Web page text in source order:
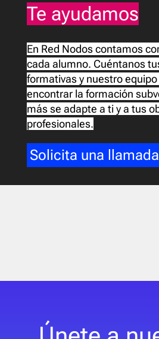
Te ayudamos
En Red Nodos contamos
cada alumno. Cuéntanos
formativas y nuestro
encontrar la formación
más se adapte a ti y a tus
profesionales.
Solicita una llamada